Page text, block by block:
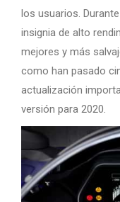
los usuarios.
insignia de alto
mejores y más
como han pasado
actualización
versión para 2020.